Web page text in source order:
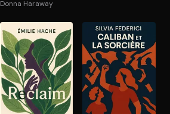
Donna Haraway